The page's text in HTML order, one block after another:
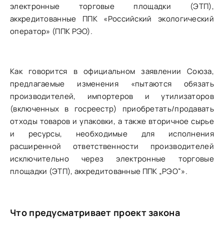
электронные торговые площадки (ЭТП),
аккредитованные ППК «Российский экологический
оператор» (ППК РЭО).
Как говорится в официальном заявлении Союза,
предлагаемые изменения «пытаются обязать
производителей, импортеров и утилизаторов
(включенных в госреестр) приобретать/продавать
отходы товаров и упаковки, а также вторичное сырье
и ресурсы, необходимые для исполнения
расширенной ответственности производителей
исключительно через электронные торговые
площадки (ЭТП), аккредитованные ППК „РЭО“».
Что предусматривает проект закона